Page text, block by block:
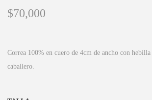
$70,000
Correa 100% en cuero de 4cm de ancho con
caballero.